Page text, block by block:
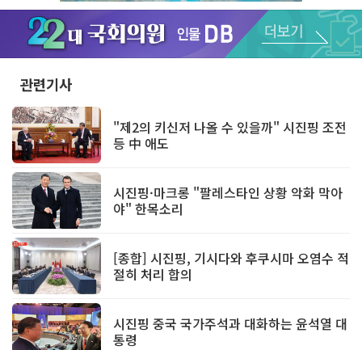
Unmute
관련기사
"제2의 키신저 나올 수 있을까" 시진핑 조전
등 中 애도
시진핑·마크롱 "팔레스타인 상황 악화 막아
야" 한목소리
[종합] 시진핑, 기시다와 후쿠시마 오염수 적
절히 처리 합의
시진핑 중국 국가주석과 대화하는 윤석열 대
통령